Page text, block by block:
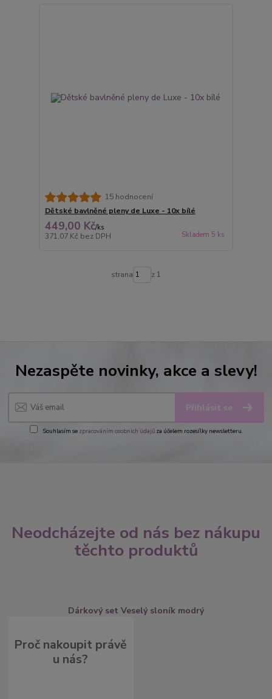
15 hodnocení
Dětské bavlněné pleny de Luxe - 10x bílé
449,00 Kč/ks
371,07 Kč bez DPH Skladem 5 ks
strana z 1
Nezaspěte novinky, akce a slevy!
Přihlásit se
Souhlasím se zpracováním osobních údajůza účelem rozesílky newsletteru.
Neodcházejte od nás bez nákupu
těchto produktů
Dárkový set Veselý sloník modrý
Proč nakoupit právě
u nás?